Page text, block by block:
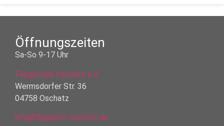
Öffnungszeiten
Sa-So 9-17 Uhr
Fliegerclub Oschatz e.V.
Wermsdorfer Str. 36
04758 Oschatz
info@flugplatz-oschatz.de